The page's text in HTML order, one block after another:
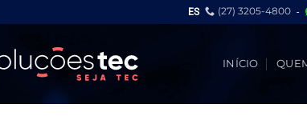
ES (27) 3205-4800 -
INÍCIO